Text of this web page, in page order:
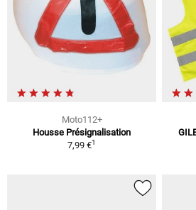
Moto112+
Housse Présignalisation
7,99 €1